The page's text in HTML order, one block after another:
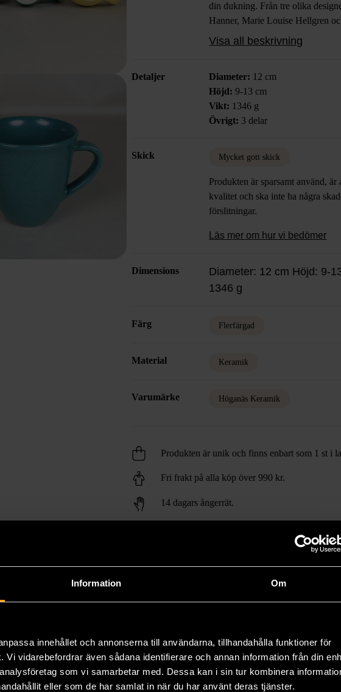
Information Om
innehållet och annonserna till användarna, tillhandahålla funktioner för
vidarebefordrar även sådana identifierare och annan information från din
som vi samarbetar med. Dessa kan i sin tur kombinera
eller som de har samlat in när du har använt deras tjänster.
din dukning. Från tre olika
Hanner, Marie Louise Hellgren
Westerhult.
Visa all beskrivning
Detaljer Diameter: 12 cm
Höjd:9-13 cm
Vikt: 1346 g
Övrigt: 3 delar
Skick Mycket gott skick
Produkten är sparsamt använd, är
kvalitet och ska inte ha några
förslitningar.
Läs mer om hur vi bedömer
Dimensions
Diameter: 12 cm Höjd: 9-
1346 g
Färg Flerfärgad
Material Keramik
Varumärke Höganäs Keramik
Produkten är unik och finns enbart som 1 st i
Fri frakt på alla köp över 990 kr.
14 dagars ångerrät.
VARUMÄRKE